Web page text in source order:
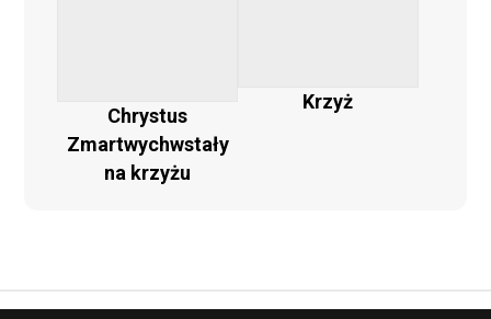
Chrystus
Zmartwychwstały
na krzyżu
Krzyż